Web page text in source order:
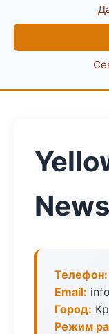
News
Телефон:
Email:
Город:
Режим